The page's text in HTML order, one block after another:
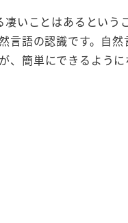
いことはあるという
言語の認識です。自
簡単にできるように